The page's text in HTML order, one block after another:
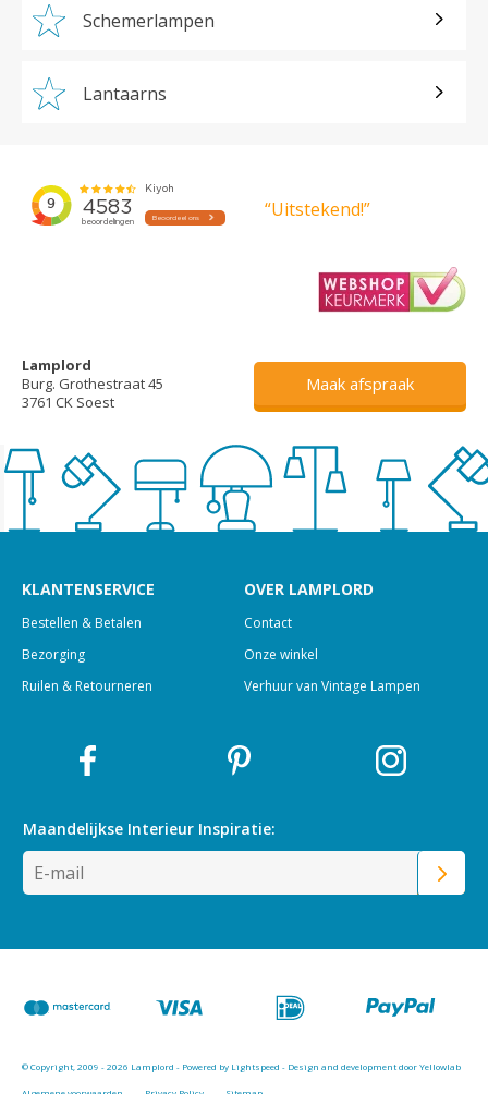
Schemerlampen
Lantaarns
“Uitstekend!”
Lamplord
Burg. Grothestraat 45
3761 CK Soest
Maak afspraak
KLANTENSERVICE
Bestellen & Betalen
Bezorging
Ruilen & Retourneren
OVER LAMPLORD
Contact
Onze winkel
Verhuur van Vintage Lampen
Maandelijkse Interieur Inspiratie:
© Copyright, 2009 - 2026 Lamplord - Powered by Lightspeed - Design and development door Yellowlab